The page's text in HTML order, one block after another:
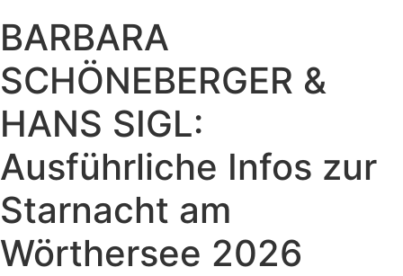
BARBARA
SCHÖNEBERGER &
HANS SIGL:
Ausführliche Infos zur
Starnacht am
Wörthersee 2026